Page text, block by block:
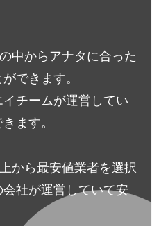
中からアナタに合った
できます。
チームが運営してい
ます。
から最安値業者を選択
会社が運営していて安